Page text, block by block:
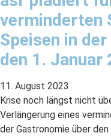
verminderten
Speisen in
den 1. Januar
11. August 2023
Krise noch längst nicht
Verlängerung eines
der Gastronomie über den